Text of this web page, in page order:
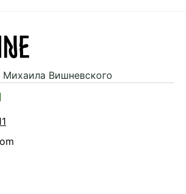
Михаила Вишневского